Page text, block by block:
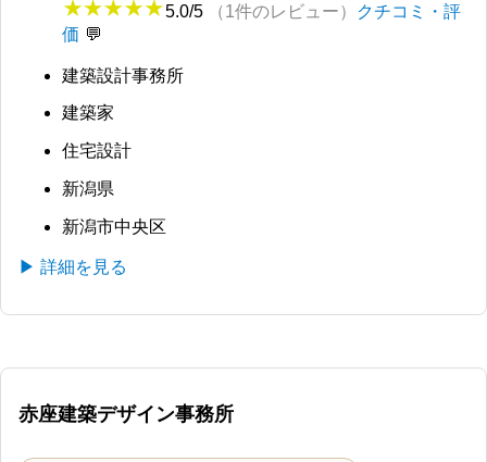
5.0/5 （1件のレビュー）
クチコミ・評
価
建築設計事務所
建築家
住宅設計
新潟県
新潟市中央区
▶ 詳細を見る
赤座建築デザイン事務所